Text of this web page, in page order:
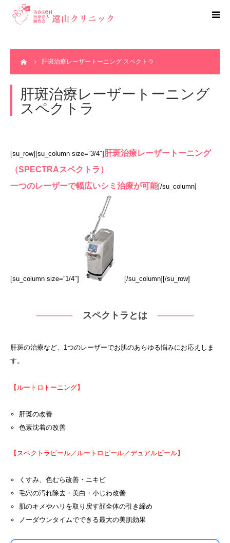
肝斑治療レーザートーニング スペクトラ
肝斑治療レーザートーニング
スペクトラ
[su_row][su_column size=”3/4″] 肝斑治療レーザートーニング
（SPECTRAスペクトラ）
一つのレーザーで幅広いシミ治療が可能[/su_column]
[su_column size=”1/4″] [/su_column][/su_row]
スペクトラとは
肝斑の治療など、1つのレーザーでお肌のあらゆる悩みにお応えしま
す。
【ルートロトーニング】
肝斑の改善
色素沈着の改善
【スペクトラピール／ルートロピール／デュアルピール】
くすみ、色むら改善・ニキビ
毛穴の汚れ除去・美白・小じわ改善
肌のキメやハリを取り戻す顔全体の引き締め
ノーダウンタイムでできる最大の美肌効果
クリニック紹介
料金表
TEL.0532-55-3182